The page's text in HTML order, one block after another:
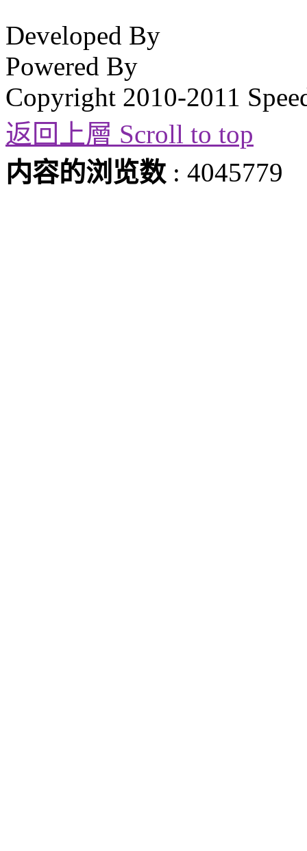
Developed By
Powered By
Copyright 2010-2011
返回上層 Scroll to top
内容的浏览数 : 4045779